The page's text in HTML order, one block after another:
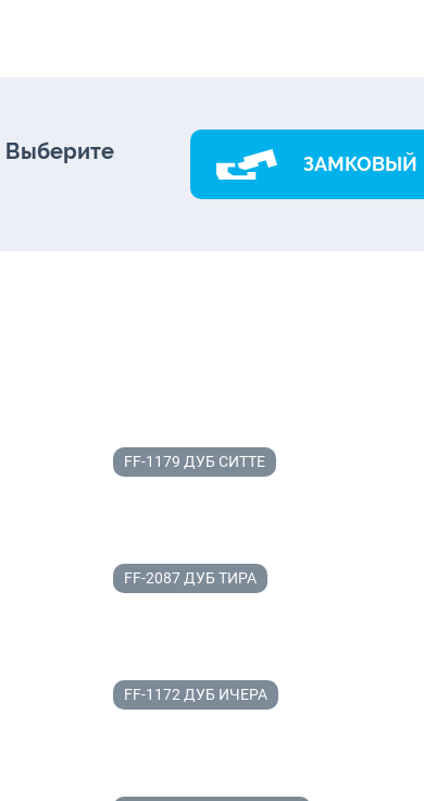
Выберите
ЗАМКОВЫЙ
FF-1179 ДУБ СИТТЕ
FF-2087 ДУБ ТИРА
FF-1172 ДУБ ИЧЕРА